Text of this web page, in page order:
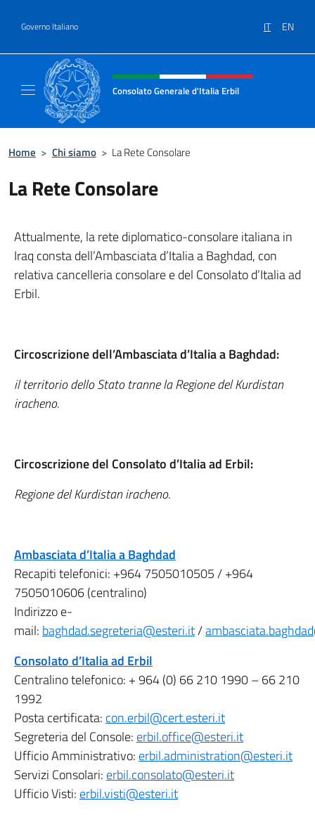
Governo Italiano IT EN
Intestazione sito, social e menù
Consolato Generale d'Italia Erbil
Home > Chi siamo > La Rete Consolare
La Rete Consolare
Attualmente, la rete diplomatico-consolare italiana in
Iraq consta dell’Ambasciata d’Italia a Baghdad, con
relativa cancelleria consolare e del Consolato d’Italia ad
Erbil.
Circoscrizione dell’Ambasciata d’Italia a Baghdad:
il territorio dello Stato tranne la Regione del Kurdistan
iracheno.
Circoscrizione del Consolato d’Italia ad Erbil:
Regione del Kurdistan iracheno.
Ambasciata d’Italia a Baghdad
Recapiti telefonici: +964 7505010505 / +964
7505010606 (centralino)
Indirizzo e-
mail: baghdad.segreteria@esteri.it/
Consolato d’Italia ad Erbil
Centralino telefonico: + 964 (0) 66 210 1990 – 66 210
1992
Posta certificata: con.erbil@cert.esteri.it
Segreteria del Console: erbil.office@esteri.it
Ufficio Amministrativo: erbil.administration@esteri.it
Servizi Consolari: erbil.consolato@esteri.it
Ufficio Visti: erbil.visti@esteri.it